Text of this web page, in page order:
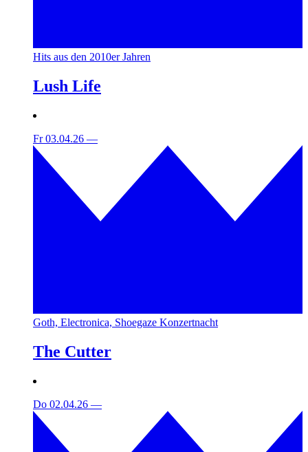
Hits aus den 2010er Jahren
Lush Life
Fr 03.04.26 —
Goth, Electronica, Shoegaze Konzertnacht
The Cutter
Do 02.04.26 —